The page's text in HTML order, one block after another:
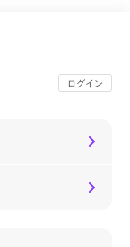
ログイン